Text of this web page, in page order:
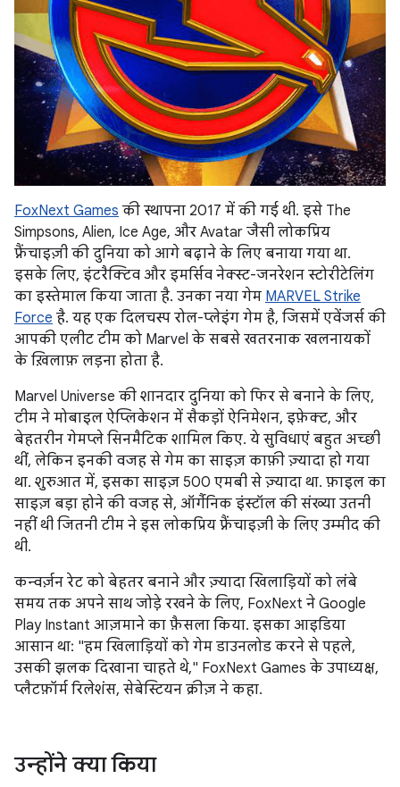
FoxNext Games की स्थापना 2017 में की गई थी. इसे The
Simpsons, Alien, Ice Age, और Avatar जैसी लोकप्रिय
फ़्रैंचाइज़ी की दुनिया को आगे बढ़ाने के लिए बनाया गया था.
इसके लिए, इंटरैक्टिव और इमर्सिव नेक्स्ट-जनरेशन स्टोरीटेलिंग
का इस्तेमाल किया जाता है. उनका नया गेम MARVEL Strike
Force है. यह एक दिलचस्प रोल-प्लेइंग गेम है, जिसमें एवेंजर्स की
आपकी एलीट टीम को Marvel के सबसे खतरनाक खलनायकों
के ख़िलाफ़ लड़ना होता है.
Marvel Universe की शानदार दुनिया को फिर से बनाने के लिए,
टीम ने मोबाइल ऐप्लिकेशन में सैकड़ों ऐनिमेशन, इफ़ेक्ट, और
बेहतरीन गेमप्ले सिनमैटिक शामिल किए. ये सुविधाएं बहुत अच्छी
थीं, लेकिन इनकी वजह से गेम का साइज़ काफ़ी ज़्यादा हो गया
था. शुरुआत में, इसका साइज़ 500 एमबी से ज़्यादा था. फ़ाइल का
साइज़ बड़ा होने की वजह से, ऑर्गैनिक इंस्टॉल की संख्या उतनी
नहीं थी जितनी टीम ने इस लोकप्रिय फ़्रैंचाइज़ी के लिए उम्मीद की
थी.
कन्वर्ज़न रेट को बेहतर बनाने और ज़्यादा खिलाड़ियों को लंबे
समय तक अपने साथ जोड़े रखने के लिए, FoxNext ने Google
Play Instant आज़माने का फ़ैसला किया. इसका आइडिया
आसान था: "हम खिलाड़ियों को गेम डाउनलोड करने से पहले,
उसकी झलक दिखाना चाहते थे," FoxNext Games के उपाध्यक्ष,
प्लैटफ़ॉर्म रिलेशंस, सेबेस्टियन क्रीज़ ने कहा.
उन्होंने क्या किया